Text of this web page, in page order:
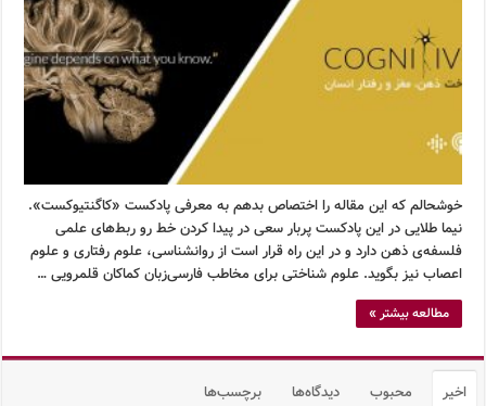
خوشحالم که این مقاله را اختصاص بدهم به معرفی پادکست «کاگنتیوکست».
نیما طلایی در این پادکست پربار سعی در پیدا کردن خط رو ربط‌های علمی
فلسفه‌ی ذهن دارد و در این راه قرار است از روانشناسی، علوم رفتاری و علوم
اعصاب نیز بگوید. علوم شناختی برای مخاطب فارسی‌زبان کماکان قلمرویی …
مطالعه بیشتر »
اخیر محبوب دیدگاه‌ها برچسب‌ها